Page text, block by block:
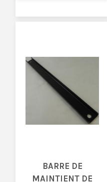
BARRE DE
MAINTIENT DE